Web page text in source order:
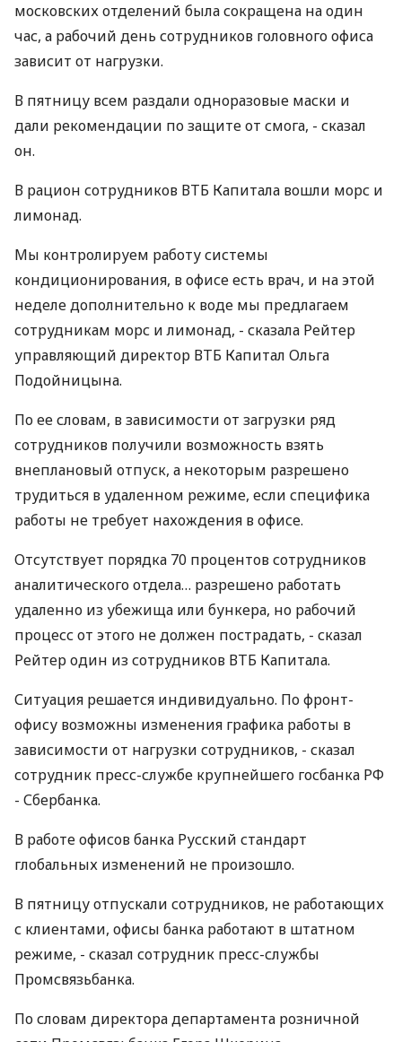
московских отделений была сокращена на один
час, а рабочий день сотрудников головного офиса
зависит от нагрузки.
В пятницу всем раздали одноразовые маски и
дали рекомендации по защите от смога, - сказал
он.
В рацион сотрудников ВТБ Капитала вошли морс и
лимонад.
Мы контролируем работу системы
кондиционирования, в офисе есть врач, и на этой
неделе дополнительно к воде мы предлагаем
сотрудникам морс и лимонад, - сказала Рейтер
управляющий директор ВТБ Капитал Ольга
Подойницына.
По ее словам, в зависимости от загрузки ряд
сотрудников получили возможность взять
внеплановый отпуск, а некоторым разрешено
трудиться в удаленном режиме, если специфика
работы не требует нахождения в офисе.
Отсутствует порядка 70 процентов сотрудников
аналитического отдела… разрешено работать
удаленно из убежища или бункера, но рабочий
процесс от этого не должен пострадать, - сказал
Рейтер один из сотрудников ВТБ Капитала.
Ситуация решается индивидуально. По фронт-
офису возможны изменения графика работы в
зависимости от нагрузки сотрудников, - сказал
сотрудник пресс-службе крупнейшего госбанка РФ
- Сбербанка.
В работе офисов банка Русский стандарт
глобальных изменений не произошло.
В пятницу отпускали сотрудников, не работающих
с клиентами, офисы банка работают в штатном
режиме, - сказал сотрудник пресс-службы
Промсвязьбанка.
По словам директора департамента розничной